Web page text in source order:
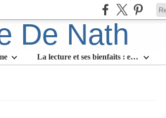
La lecture et ses bienfaits : en quoi est-ce l'activité slow par excellence